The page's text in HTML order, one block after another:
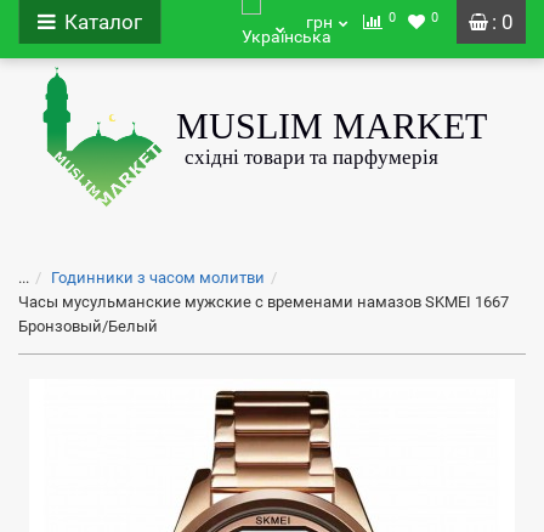
: 0
Каталог грн 0 0
...
Годинники з часом молитви
Часы мусульманские мужские с временами намазов SKMEI 1667
Бронзовый/Белый